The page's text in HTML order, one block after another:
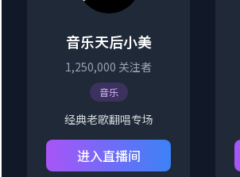
音乐天后小美
1,250,000 关注者
音乐
经典老歌翻唱专场
进入直播间